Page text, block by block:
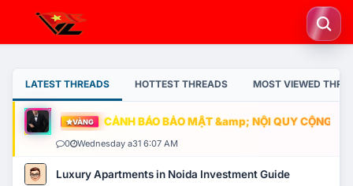
LATEST THREADS HOTTEST THREADS MOST VIEWED
VÀNG CẢNH BÁO BẢO MẬT &amp; NỘI QUY CỘNG
0 Wednesday a31 6:07 AM
Luxury Apartments in Noida Investment Guide